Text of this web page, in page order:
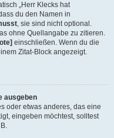
„Herr Klecks hat
du den Namen in
, sie sind nicht optional.
ohne Quellangabe zu zitieren.
einschließen. Wenn du die
Zitat-Block angezeigt.
ausgeben
oder etwas anderes, das eine
eingeben möchtest, solltest